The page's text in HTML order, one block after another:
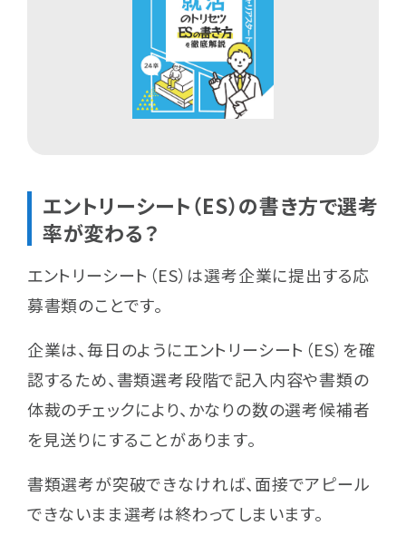
エントリーシート（ES）の書き方で選考
率が変わる？
エントリーシート（ES）は選考企業に提出する応
募書類のことです。
企業は、毎日のようにエントリーシート（ES）を確
認するため、書類選考段階で記入内容や書類の
体裁のチェックにより、かなりの数の選考候補者
を見送りにすることがあります。
書類選考が突破できなければ、面接でアピール
できないまま選考は終わってしまいます。
キャリアスタートで働く
Company
会社概要
Contact
お問い合わせ
プライバシーポリシー 利用規約 個人情報保護方針
キャリアスタートへ相談する